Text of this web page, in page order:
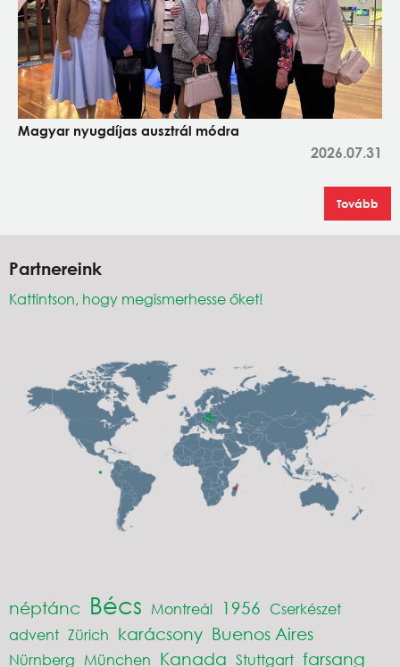
Magyar nyugdíjas ausztrál módra
2026.07.31
Tovább
Partnereink
Kattintson, hogy megismerhesse őket!
néptánc Bécs Montreál 1956 Cserkészet
advent Zürich karácsony Buenos Aires
Nürnberg München Kanada Stuttgart farsang